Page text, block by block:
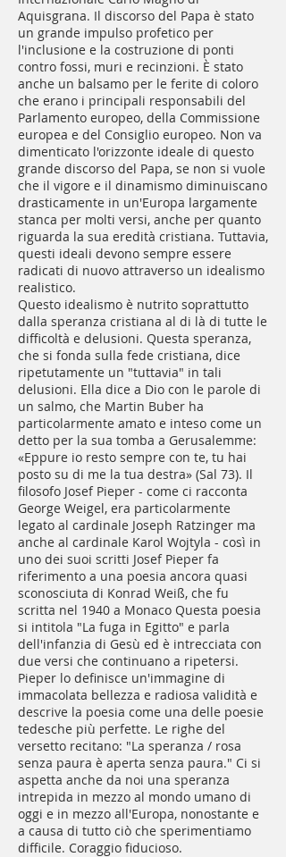
Aquisgrana. Il discorso del Papa è stato
un grande impulso profetico per
l'inclusione e la costruzione di ponti
contro fossi, muri e recinzioni. È stato
anche un balsamo per le ferite di coloro
che erano i principali responsabili del
Parlamento europeo, della Commissione
europea e del Consiglio europeo. Non va
dimenticato l'orizzonte ideale di questo
grande discorso del Papa, se non si vuole
che il vigore e il dinamismo diminuiscano
drasticamente in un'Europa largamente
stanca per molti versi, anche per quanto
riguarda la sua eredità cristiana. Tuttavia,
questi ideali devono sempre essere
radicati di nuovo attraverso un idealismo
realistico.
Questo idealismo è nutrito soprattutto
dalla speranza cristiana al di là di tutte le
difficoltà e delusioni. Questa speranza,
che si fonda sulla fede cristiana, dice
ripetutamente un "tuttavia" in tali
delusioni. Ella dice a Dio con le parole di
un salmo, che Martin Buber ha
particolarmente amato e inteso come un
detto per la sua tomba a Gerusalemme:
«Eppure io resto sempre con te, tu hai
posto su di me la tua destra» (Sal 73). Il
filosofo Josef Pieper - come ci racconta
George Weigel, era particolarmente
legato al cardinale Joseph Ratzinger ma
anche al cardinale Karol Wojtyla - così in
uno dei suoi scritti Josef Pieper fa
riferimento a una poesia ancora quasi
sconosciuta di Konrad Weiß, che fu
scritta nel 1940 a Monaco Questa poesia
si intitola "La fuga in Egitto" e parla
dell'infanzia di Gesù ed è intrecciata con
due versi che continuano a ripetersi.
Pieper lo definisce un'immagine di
immacolata bellezza e radiosa validità e
descrive la poesia come una delle poesie
tedesche più perfette. Le righe del
versetto recitano: "La speranza / rosa
senza paura è aperta senza paura." Ci si
aspetta anche da noi una speranza
intrepida in mezzo al mondo umano di
oggi e in mezzo all'Europa, nonostante e
a causa di tutto ciò che sperimentiamo
difficile. Coraggio fiducioso.